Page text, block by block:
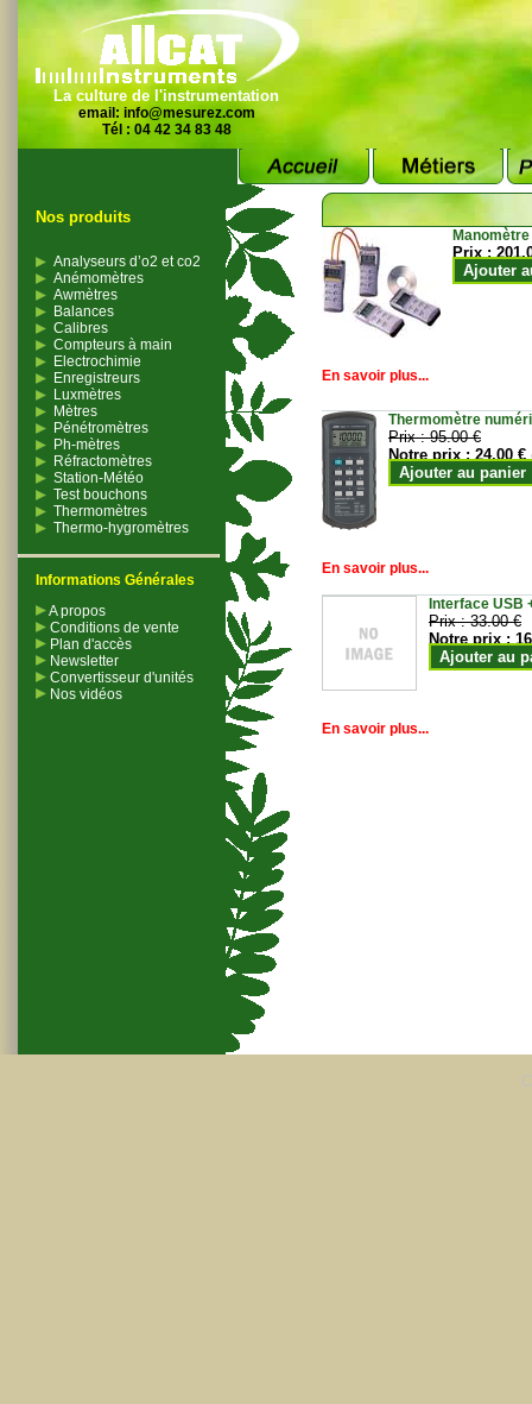
La culture de l'instrumentation
email: info@mesurez.com
Tél : 04 42 34 83 48
Nos produits
Analyseurs d’o2 et co2
Anémomètres
Awmètres
Balances
Calibres
Compteurs à main
Electrochimie
Enregistreurs
Luxmètres
Mètres
Pénétromètres
Ph-mètres
Réfractomètres
Station-Météo
Test bouchons
Thermomètres
Thermo-hygromètres
Informations Générales
A propos
Conditions de vente
Plan d'accès
Newsletter
Convertisseur d'unités
Nos vidéos
Prix :
Ajouter
En savoir plus...
Thermomètre
Prix :95.00 €
Notre prix :24.00 €
Ajouter au panier
En savoir plus...
Interface USB
Prix :33.00 €
Notre prix :
Ajouter au
En savoir plus...